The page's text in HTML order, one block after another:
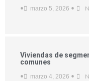
• marzo 5, 2026 •
Viviendas de
comunes
• marzo 4, 2026 •